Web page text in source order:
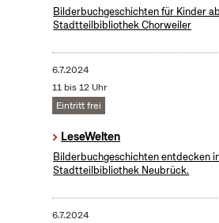
Bilderbuchgeschichten für Kinder
Stadtteilbibliothek Chorweiler
6.7.2024
11 bis 12 Uhr
Eintritt frei
LeseWelten
Bilderbuchgeschichten entdecken
Stadtteilbibliothek Neubrück.
6.7.2024